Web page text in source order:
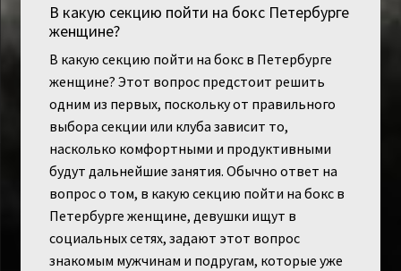
В какую секцию пойти на бокс Петербурге
женщине?
В какую секцию пойти на бокс в Петербурге
женщине? Этот вопрос предстоит решить
одним из первых, поскольку от правильного
выбора секции или клуба зависит то,
насколько комфортными и продуктивными
будут дальнейшие занятия. Обычно ответ на
вопрос о том, в какую секцию пойти на бокс в
Петербурге женщине, девушки ищут в
социальных сетях, задают этот вопрос
знакомым мужчинам и подругам, которые уже